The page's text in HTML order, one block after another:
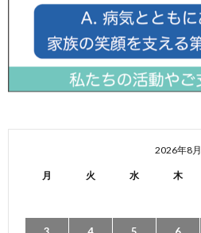
2026年8月
月 火 水 木